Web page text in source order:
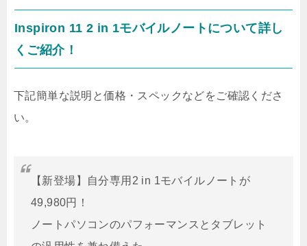
Inspiron 11 2 in 1モバイルノートについて詳し
くご紹介！
下記簡単な説明と価格・スペックなどをご確認くださ
い。
【新登場】自分専用2 in 1モバイルノートが
49,980円！
ノートパソコンのパフォーマンスとタブレット